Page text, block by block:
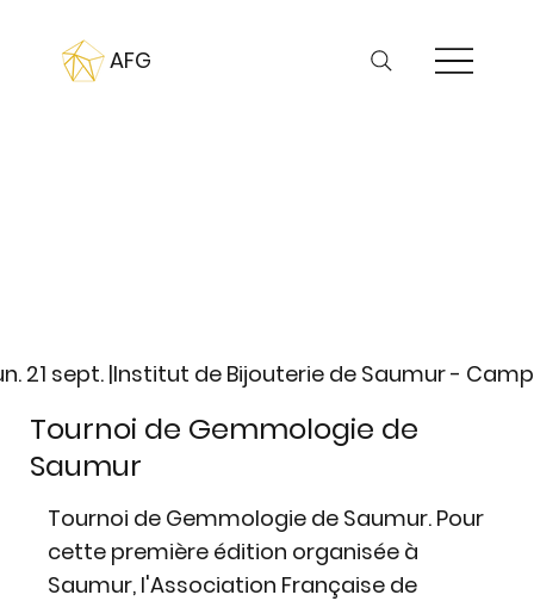
AFG
21 sept. |Institut de Bijouterie de Saumur -
Tournoi de Gemmologie de
Saumur
Tournoi de Gemmologie de Saumur. Pour
cette première édition organisée à
Saumur, l'Association Française de